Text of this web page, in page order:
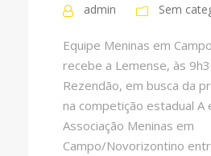
admin Sem
Equipe Meninas em
recebe a Lemense, às
Rezendão, em busca da
na competição estadual A
Associação Meninas em
Campo/Novorizontino